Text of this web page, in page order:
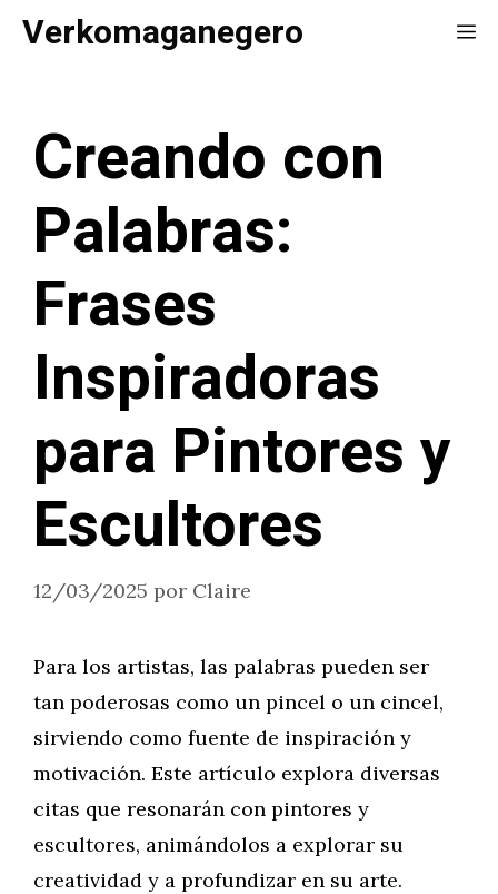
SaltarVerkomaganegero
Creando con
Palabras:
Frases
Inspiradoras
para Pintores y
Escultores
12/03/2025 por Claire
Para los artistas, las palabras pueden ser
tan poderosas como un pincel o un cincel,
sirviendo como fuente de inspiración y
motivación. Este artículo explora diversas
citas que resonarán con pintores y
escultores, animándolos a explorar su
creatividad y a profundizar en su arte.